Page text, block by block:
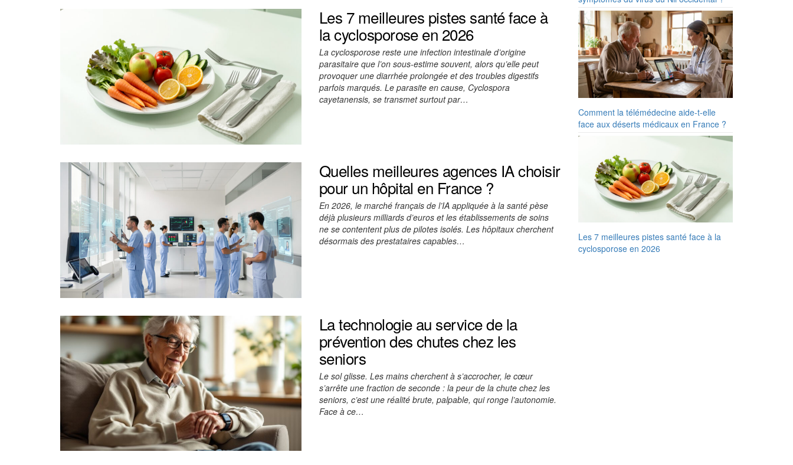
Les 7 meilleures pistes santé face à
la cyclosporose en 2026
La cyclosporose reste une infection intestinale d’origine
parasitaire que l’on sous-estime souvent, alors qu’elle peut
provoquer une diarrhée prolongée et des troubles digestifs
parfois marqués. Le parasite en cause, Cyclospora
cayetanensis, se transmet surtout par…
Quelles meilleures agences IA choisir
pour un hôpital en France ?
En 2026, le marché français de l’IA appliquée à la santé pèse
déjà plusieurs milliards d’euros et les établissements de soins
ne se contentent plus de pilotes isolés. Les hôpitaux cherchent
désormais des prestataires capables…
La technologie au service de la
prévention des chutes chez les
seniors
Le sol glisse. Les mains cherchent à s’accrocher, le cœur
s’arrête une fraction de seconde : la peur de la chute chez les
seniors, c’est une réalité brute, palpable, qui ronge l’autonomie.
Face à ce…
Comment la télémédecine aide-t-elle
face aux déserts médicaux en France ?
Les 7 meilleures pistes santé face à la
cyclosporose en 2026